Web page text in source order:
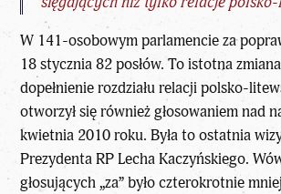
W 141-osobowym parlamencie za
18 stycznia 82 posłów. To istotna
dopełnienie rozdziałurelacji polsko-
otworzył się również głosowaniem nad
kwietnia 2010 roku. Była to ostatnia
Prezydenta RP Lecha Kaczyńskiego.
głosujących „za” było czterokrotnie